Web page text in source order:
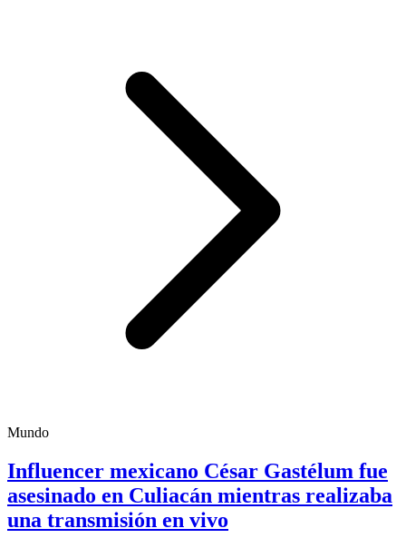
Mundo
Influencer mexicano César Gastélum fue
asesinado en Culiacán mientras realizaba
una transmisión en vivo